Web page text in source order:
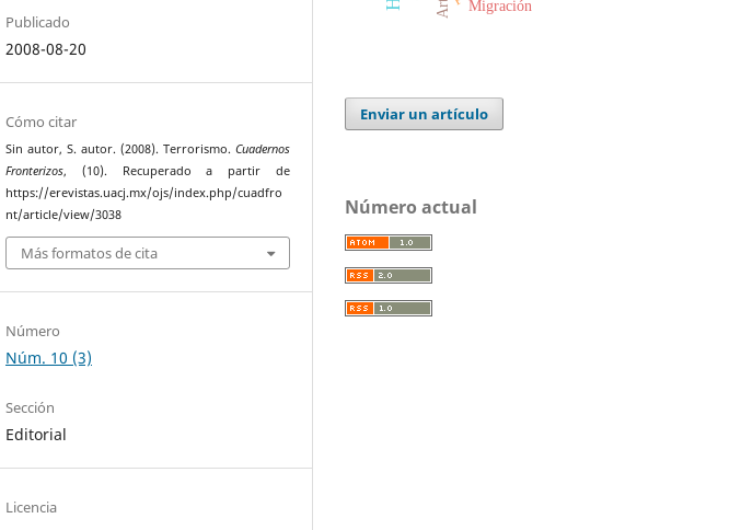
Publicado
2008-08-20
Cómo citar
Sin autor, S. autor. (2008). Terrorismo. Cuadernos
Fronterizos, (10). Recuperado a partir de
https://erevistas.uacj.mx/ojs/index.php/cuadfro
nt/article/view/3038
Más formatos de cita
Número
Núm. 10 (3)
Sección
Editorial
Licencia
Migración
Enviar un artículo
Número actual